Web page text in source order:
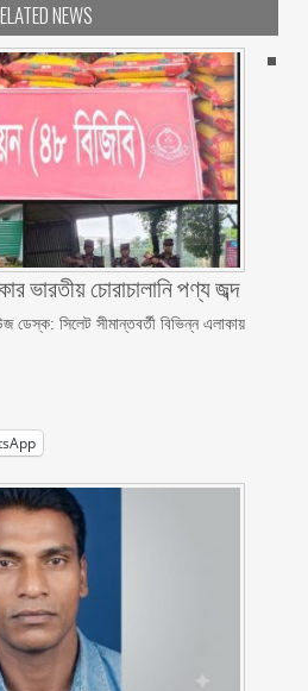
NEWS
ভারতীয় চোরাচালানি পণ্য জব্দ
সিলেট সীমান্তবর্তী বিভিন্ন এলাকায়